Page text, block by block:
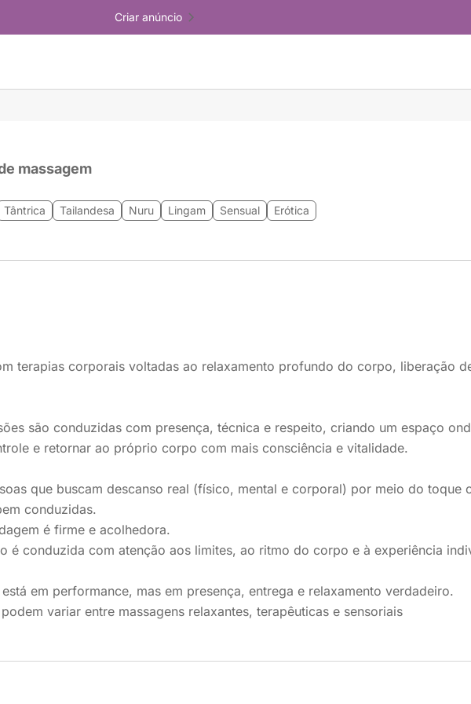
Criar anúncio
massagem
Tântrica Tailandesa Nuru Lingam Sensual Erótica
terapias corporais voltadas ao relaxamento profundo do corpo, liberação
são conduzidas com presença, técnica e respeito, criando um espaço
e retornar ao próprio corpo com mais consciência e vitalidade.
que buscam descanso real (físico, mental e corporal) por meio do toque
conduzidas.
é firme e acolhedora.
é conduzida com atenção aos limites, ao ritmo do corpo e à experiência
em performance, mas em presença, entrega e relaxamento verdadeiro.
variar entre massagens relaxantes, terapêuticas e sensoriais